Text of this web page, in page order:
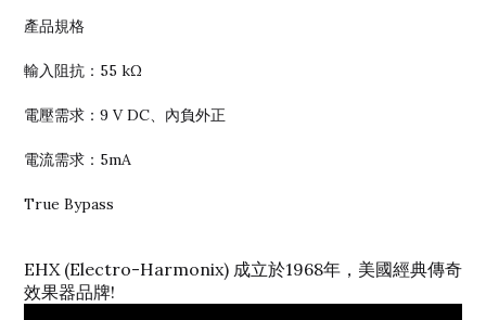
產品規格
輸入阻抗：55 kΩ
電壓需求：9 V DC、內負外正
電流需求：5mA
True Bypass
EHX (Electro-Harmonix) 成立於1968年，美國經典傳奇
效果器品牌!